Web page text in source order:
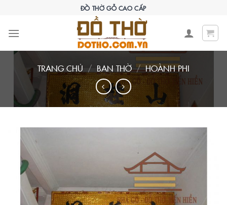
content
ĐỒ THỜ GỖ CAO CẤP
TRANG CHỦ / BAN THỜ / HOÀNH PHI